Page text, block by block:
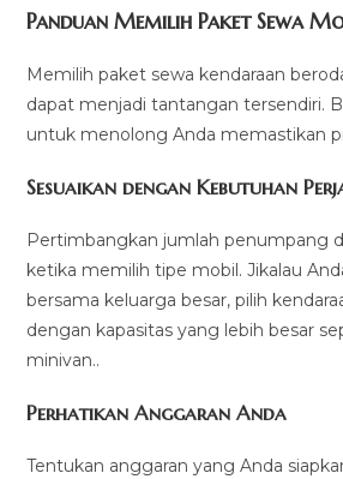
Panduan Memilih Paket Sewa
Memilih paket sewa kendaraan
dapat menjadi tantangan tersendiri.
untuk menolong Anda memastikan
Sesuaikan dengan Kebutuhan
Pertimbangkan jumlah penumpang
ketika memilih tipe mobil. Jikalau
bersama keluarga besar, pilih
dengan kapasitas yang lebih besar
minivan..
Perhatikan Anggaran Anda
Tentukan anggaran yang Anda